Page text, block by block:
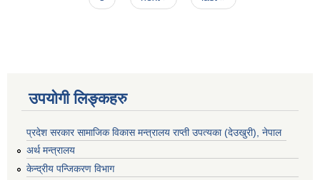
उपयोगी लिङ्कहरु
प्रदेश सरकार सामाजिक विकास मन्‍‍त्रालय राप्ती उपत्यका (देउखुरी), नेपाल
अर्थ मन्त्रालय
केन्द्रीय पन्जिकरण विभाग